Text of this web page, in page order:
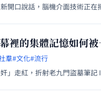
開口說話，腦機介面技術正
裡的集體記憶如何
羣#文化#流行
」走紅，折射老九門盜墓筆記